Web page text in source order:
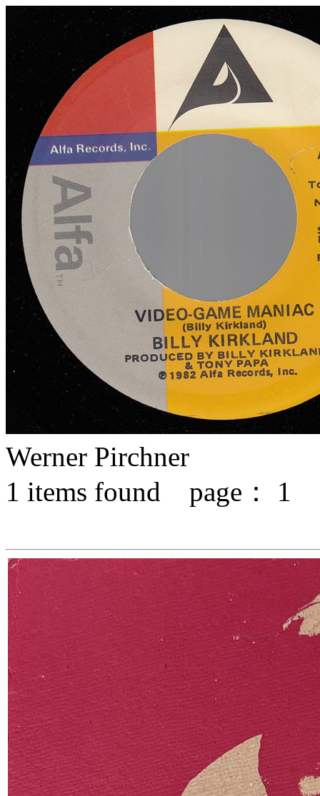
Werner Pirchner
1 items found page： 1